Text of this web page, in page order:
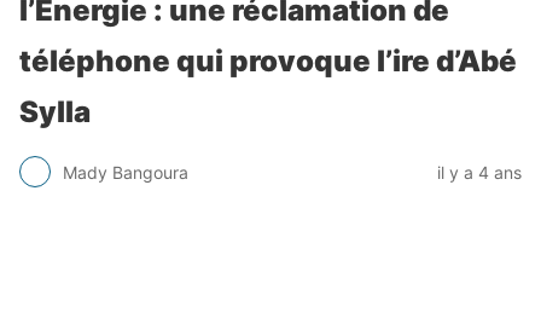
l’Energie : une réclamation de
téléphone qui provoque l’ire d’Abé
Sylla
Mady Bangoura il y a 4 ans